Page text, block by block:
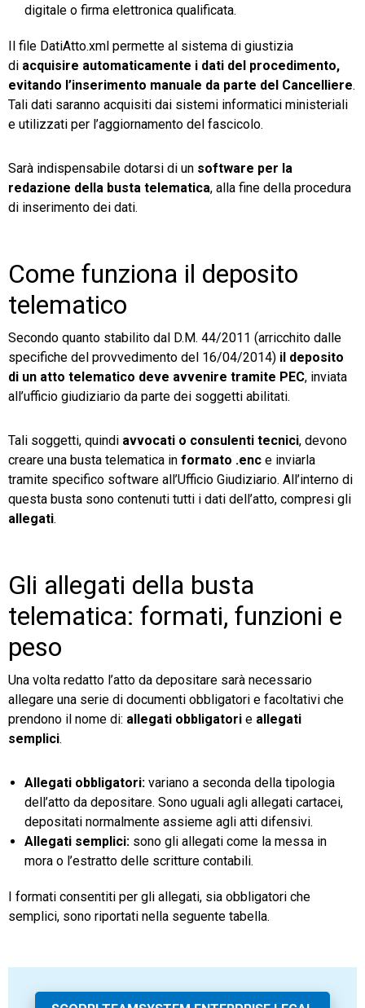
digitale o firma elettronica qualificata.
Il file DatiAtto.xml permette al sistema di giustizia
di acquisire automaticamente i dati del procedimento,
evitando l’inserimento manuale da parte del Cancelliere.
Tali dati saranno acquisiti dai sistemi informatici ministeriali
e utilizzati per l’aggiornamento del fascicolo.
Sarà indispensabile dotarsi di un software per la
redazione della busta telematica, alla fine della procedura
di inserimento dei dati.
Come funziona il deposito
telematico
Secondo quanto stabilito dal D.M. 44/2011 (arricchito dalle
specifiche del provvedimento del 16/04/2014) il deposito
di un atto telematico deve avvenire tramite PEC, inviata
all’ufficio giudiziario da parte dei soggetti abilitati.
Tali soggetti, quindi avvocati o consulenti tecnici, devono
creare una busta telematica in formato .enc e inviarla
tramite specifico software all’Ufficio Giudiziario. All’interno di
questa busta sono contenuti tutti i dati dell’atto, compresi gli
allegati.
Gli allegati della busta
telematica: formati, funzioni e
peso
Una volta redatto l’atto da depositare sarà necessario
allegare una serie di documenti obbligatori e facoltativi che
prendono il nome di: allegati obbligatori e allegati
semplici.
Allegati obbligatori: variano a seconda della tipologia
dell’atto da depositare. Sono uguali agli allegati cartacei,
depositati normalmente assieme agli atti difensivi.
Allegati semplici: sono gli allegati come la messa in
mora o l’estratto delle scritture contabili.
I formati consentiti per gli allegati, sia obbligatori che
semplici, sono riportati nella seguente tabella.